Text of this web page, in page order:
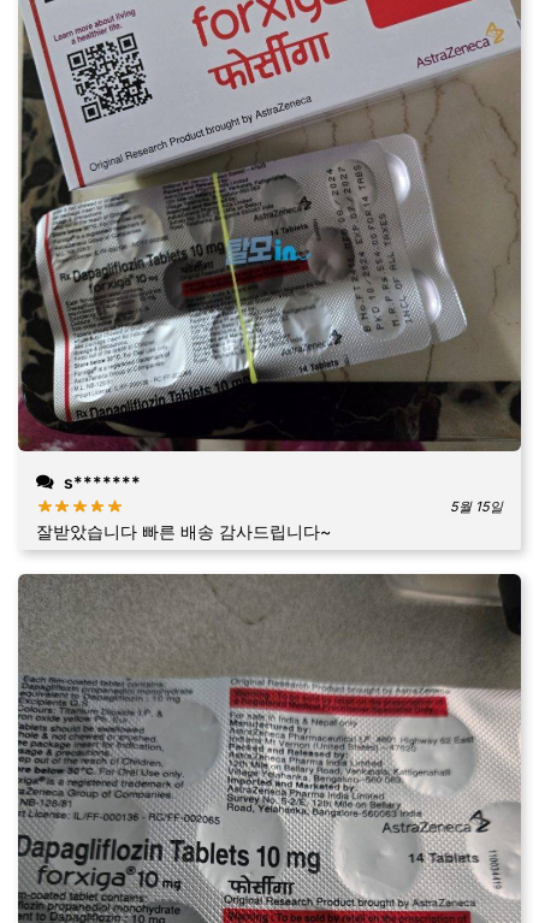
s*******
5월 15일
잘받았습니다 빠른 배송 감사드립니다~